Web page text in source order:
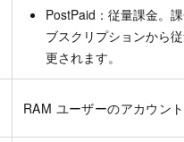
PostPaid：従量課金。
ブスクリプションから
更されます。
RAM ユーザーのアカウント